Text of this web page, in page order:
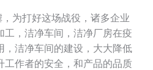
为打好这场战役，诸多企业
工，洁净车间，洁净厂房在疫
，洁净车间的建设，大大降低
工作者的安全，和产品的品质